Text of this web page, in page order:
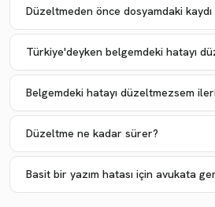
Düzeltmeden önce dosyamdaki
Türkiye'deyken belgemdeki hatayı
Belgemdeki hatayı düzeltmezsem
Düzeltme ne kadar sürer?
Basit bir yazım hatası için avukata